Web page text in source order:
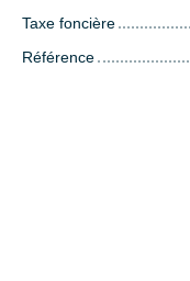
Taxe foncière
Référence